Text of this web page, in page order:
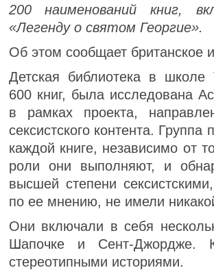
200 наименований книг,
«Легенду о святом Георгие».
Об этом сообщает британское
Детская библиотека в
600 книг, была исследована
в рамках проекта,
сексистского контента.
каждой книге, независимо от
роли они выполняют, и
высшей степени
по ее мнению, не имели
Они включали в себя
Шапочке и Сент-Джордже.
стереотипными историями.